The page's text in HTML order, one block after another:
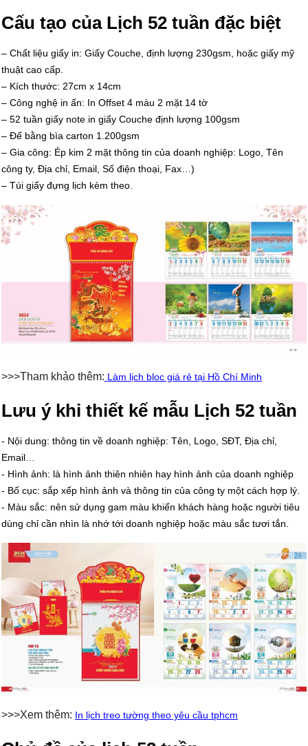
Cấu tạo của Lịch 52 tuần đặc biệt
– Chất liệu giấy in: Giấy Couche, định lượng 230gsm, hoặc giấy mỹ
thuật cao cấp.
– Kích thước: 27cm x 14cm
– Công nghệ in ấn: In Offset 4 màu 2 mặt 14 tờ
– 52 tuần giấy note in giấy Couche định lượng 100gsm
– Đế bằng bìa carton 1.200gsm
– Gia công: Ép kim 2 mặt thông tin của doanh nghiệp: Logo, Tên
công ty, Địa chỉ, Email, Số điện thoại, Fax…)
– Túi giấy đựng lịch kèm theo.
>>>Tham khảo thêm: Làm lịch bloc giá rẻ tại Hồ Chí Minh
Lưu ý khi thiết kế mẫu Lịch 52 tuần
- Nội dung: thông tin về doanh nghiệp: Tên, Logo, SĐT, Địa chỉ,
Email…
- Hình ảnh: là hình ảnh thiên nhiên hay hình ảnh của doanh nghiệp
- Bố cục: sắp xếp hình ảnh và thông tin của công ty một cách hợp lý.
- Màu sắc: nên sử dụng gam màu khiến khách hàng hoặc người tiêu
dùng chỉ cần nhìn là nhớ tới doanh nghiệp hoặc màu sắc tươi tắn.
>>>Xem thêm: In lịch treo tường theo yêu cầu tphcm